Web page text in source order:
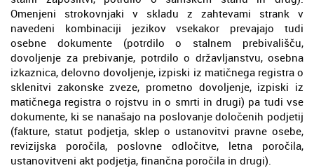
Omenjeni strokovnjaki v skladu z zahtevami strank v
navedeni kombinaciji jezikov vsekakor prevajajo tudi
osebne dokumente (potrdilo o stalnem prebivališču,
dovoljenje za prebivanje, potrdilo o državljanstvu, osebna
izkaznica, delovno dovoljenje, izpiski iz matičnega registra o
sklenitvi zakonske zveze, prometno dovoljenje, izpiski iz
matičnega registra o rojstvu in o smrti in drugi) pa tudi vse
dokumente, ki se nanašajo na poslovanje določenih podjetij
(fakture, statut podjetja, sklep o ustanovitvi pravne osebe,
revizijska poročila, poslovne odločitve, letna poročila,
ustanovitveni akt podjetja, finančna poročila in drugi).